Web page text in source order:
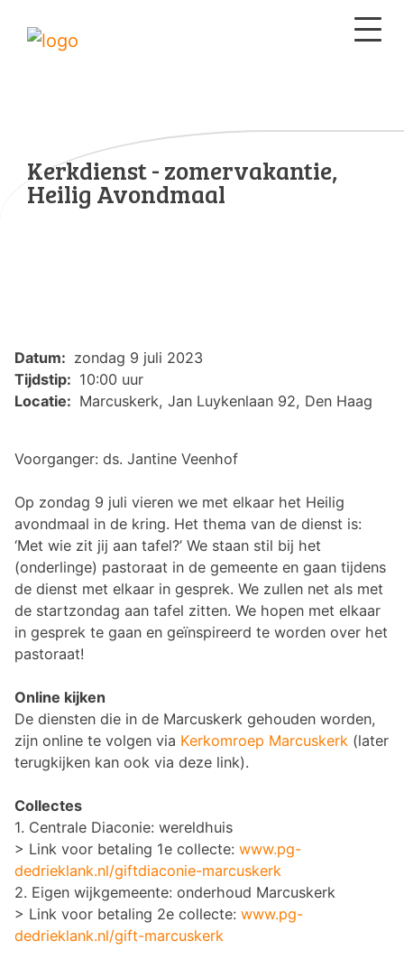
Kerkdienst - zomervakantie,
Heilig Avondmaal
Datum: zondag 9 juli 2023
Tijdstip: 10:00 uur
Locatie: Marcuskerk, Jan Luykenlaan 92, Den Haag
Voorganger: ds. Jantine Veenhof
Op zondag 9 juli vieren we met elkaar het Heilig
avondmaal in de kring. Het thema van de dienst is:
‘Met wie zit jij aan tafel?’ We staan stil bij het
(onderlinge) pastoraat in de gemeente en gaan tijdens
de dienst met elkaar in gesprek. We zullen net als met
de startzondag aan tafel zitten. We hopen met elkaar
in gesprek te gaan en geïnspireerd te worden over het
pastoraat!
Online kijken
De diensten die in de Marcuskerk gehouden worden,
zijn online te volgen via Kerkomroep Marcuskerk (later
terugkijken kan ook via deze link).
Collectes
1. Centrale Diaconie: wereldhuis
> Link voor betaling 1e collecte: www.pg-
dedrieklank.nl/giftdiaconie-marcuskerk
2. Eigen wijkgemeente: onderhoud Marcuskerk
> Link voor betaling 2e collecte: www.pg-
dedrieklank.nl/gift-marcuskerk